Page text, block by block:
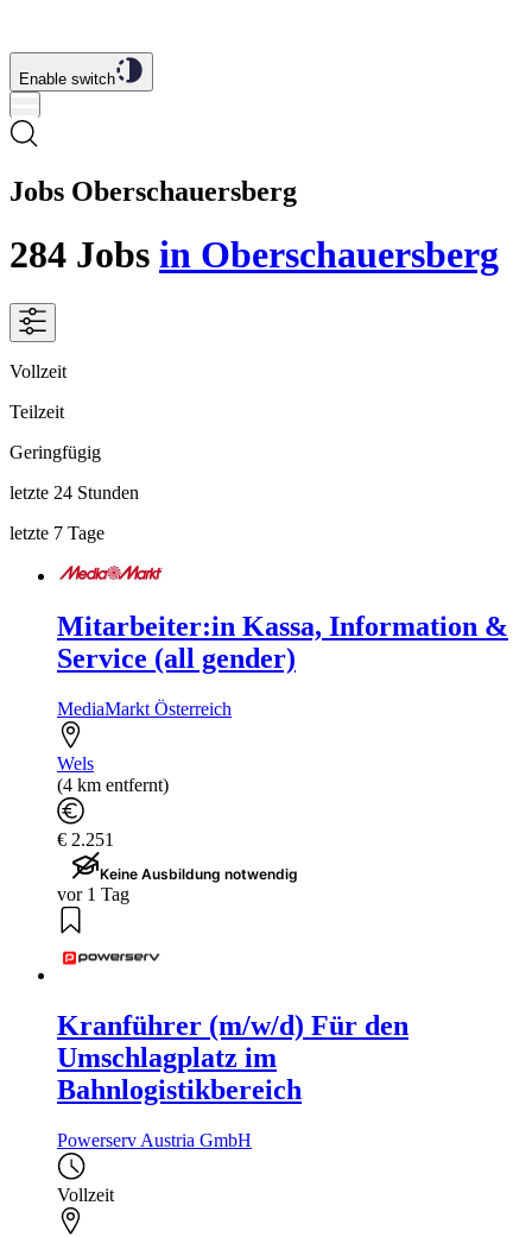
Enable switch
Jobs Oberschauersberg
284 Jobs in Oberschauersberg
Vollzeit
Teilzeit
Geringfügig
letzte 24 Stunden
letzte 7 Tage
Mitarbeiter:in Kassa, Information &
Service (all gender)
MediaMarkt Österreich
Wels
(4 km entfernt)
€ 2.251
Keine Ausbildung notwendig
vor 1 Tag
Kranführer (m/w/d) Für den
Umschlagplatz im
Bahnlogistikbereich
Powerserv Austria GmbH
Vollzeit